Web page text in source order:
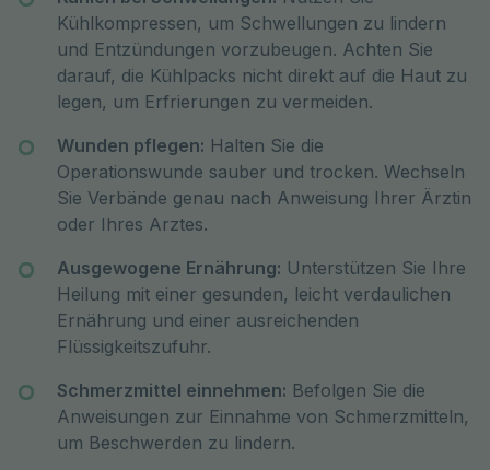
Kühlkompressen, um Schwellungen zu lindern
und Entzündungen vorzubeugen. Achten Sie
darauf, die Kühlpacks nicht direkt auf die Haut zu
legen, um Erfrierungen zu vermeiden.
Wunden pflegen: Halten Sie die
Operationswunde sauber und trocken. Wechseln
Sie Verbände genau nach Anweisung Ihrer Ärztin
oder Ihres Arztes.
Ausgewogene Ernährung: Unterstützen Sie Ihre
Heilung mit einer gesunden, leicht verdaulichen
Ernährung und einer ausreichenden
Flüssigkeitszufuhr.
Schmerzmittel einnehmen: Befolgen Sie die
Anweisungen zur Einnahme von Schmerzmitteln,
um Beschwerden zu lindern.